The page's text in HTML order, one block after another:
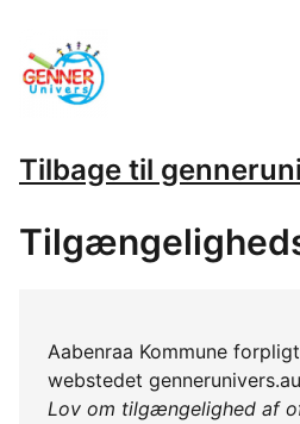
Tilbage til
Aabenraa Kommune
webstedet
Lov om tilgængelighed af